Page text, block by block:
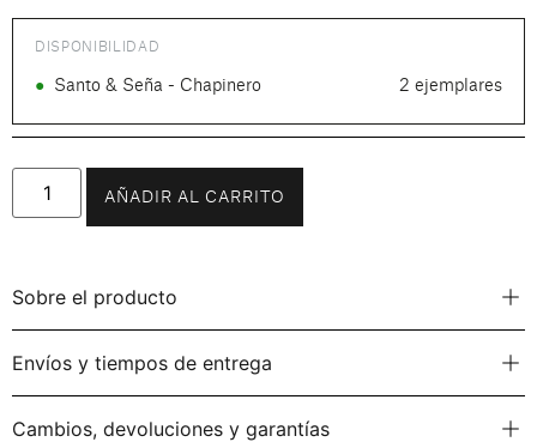
DISPONIBILIDAD
● Santo & Seña - Chapinero 2 ejemplares
AÑADIR AL CARRITO
Sobre el producto
Envíos y tiempos de entrega
Cambios, devoluciones y garantías